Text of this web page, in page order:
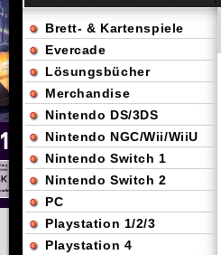
Brett- & Kartenspiele
Evercade
Lösungsbücher
Merchandise
Nintendo DS/3DS
Nintendo NGC/Wii/WiiU
Nintendo Switch 1
Nintendo Switch 2
PC
Playstation 1/2/3
Playstation 4